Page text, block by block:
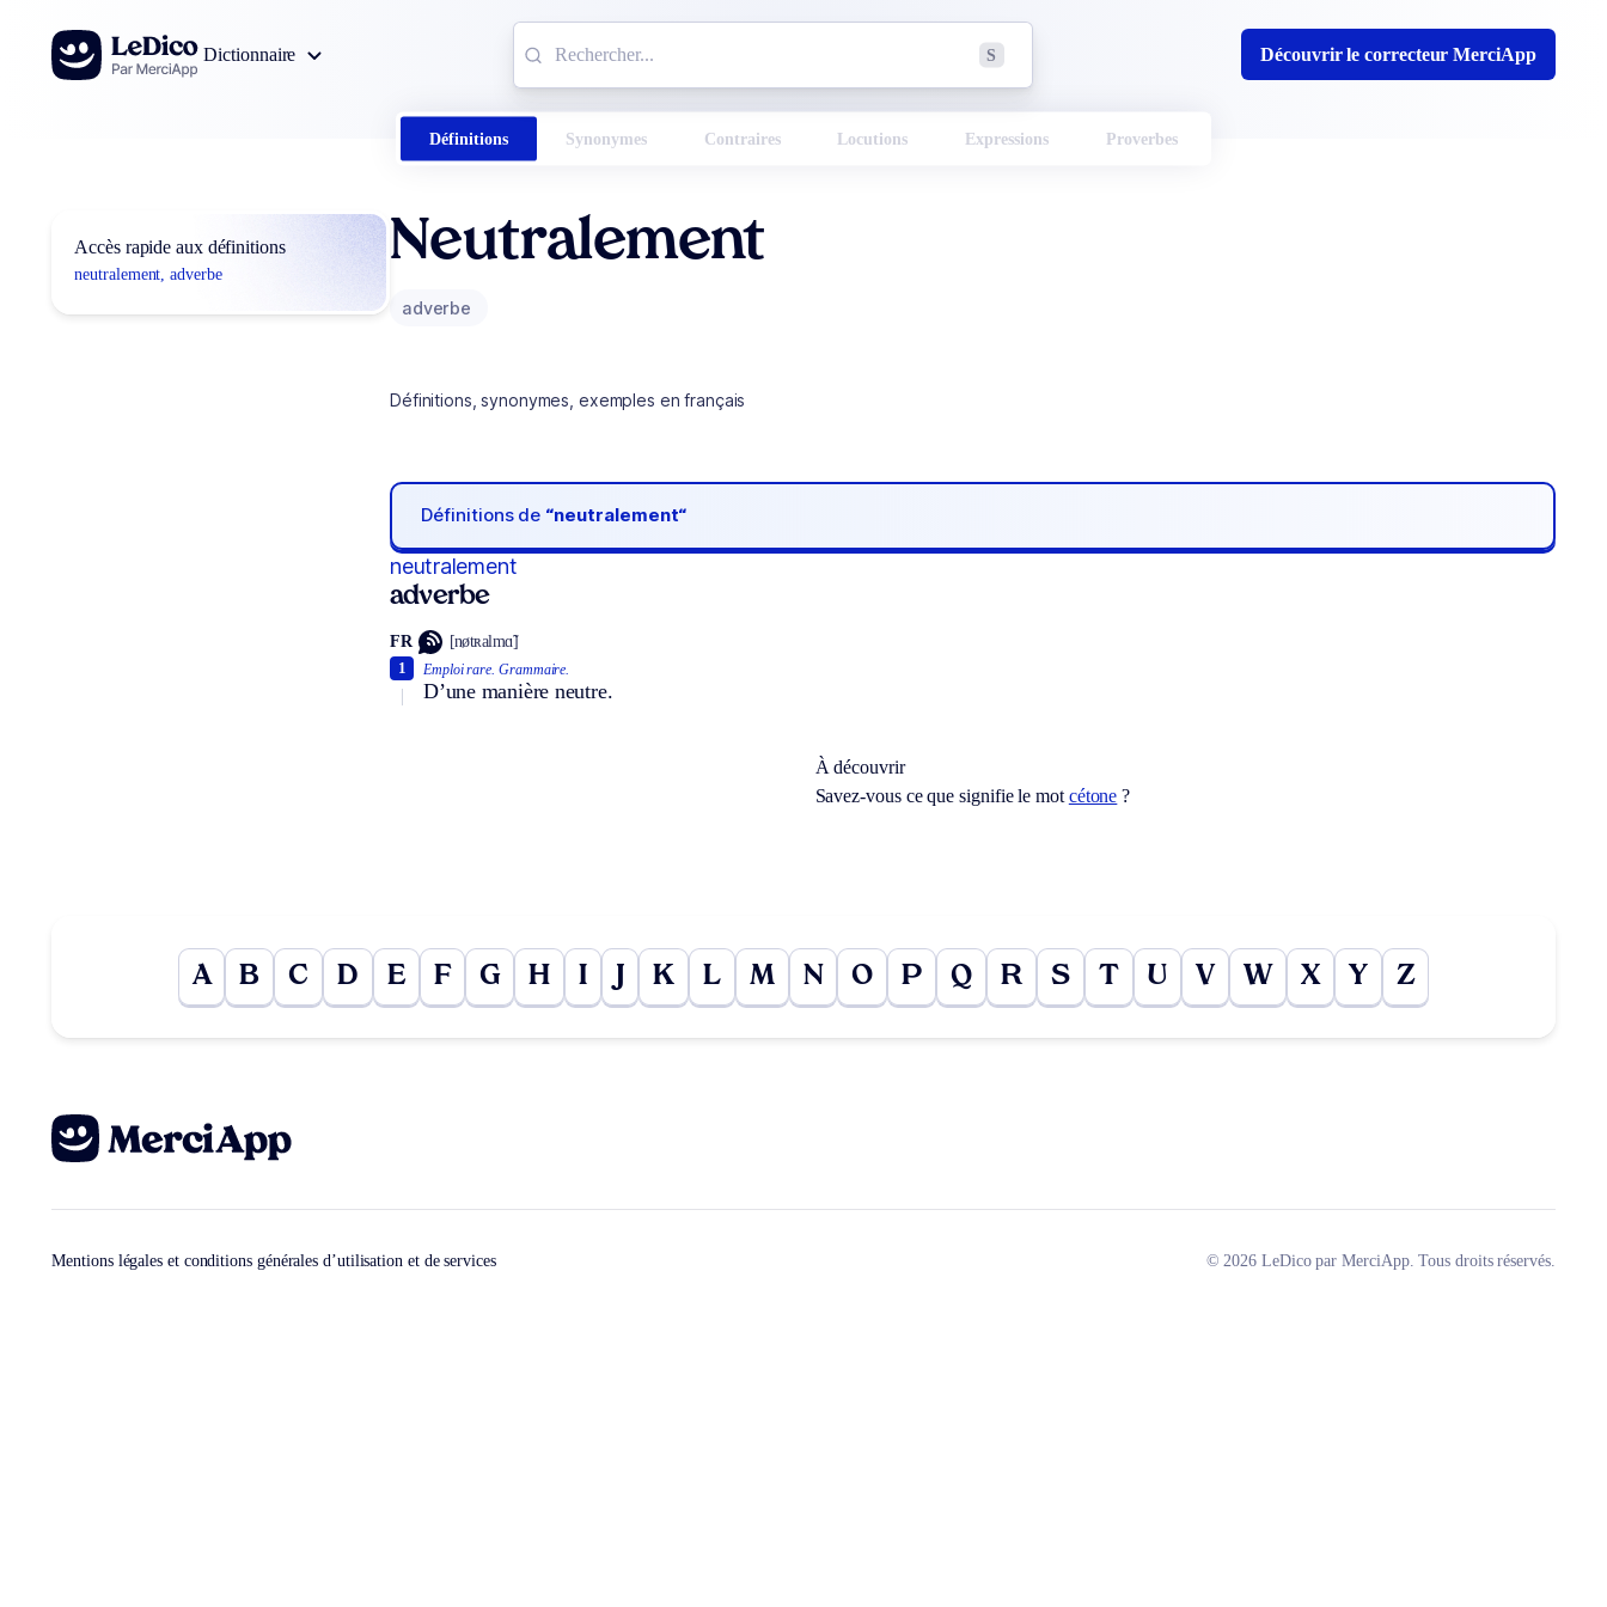
Aller au contenu
Dictionnaire
S Découvrir le correcteur MerciApp
Définitions Synonymes Contraires Locutions Expressions Proverbes
Accès rapide aux définitions
neutralement, adverbe
Neutralement
adverbe
Définitions, synonymes, exemples en français
Définitions de “neutralement“
neutralement
adverbe
FR [nøtʀalmɑ̃]
Emploi rare. Grammaire.
D’une manière neutre.
1
À découvrir
Savez-vous ce que signifie le mot cétone ?
A B C D E F G H I K L M N O P Q R S T U V W X Y Z
Mentions légales et conditions générales d’utilisation et de services © 2026 LeDico par MerciApp. Tous droits réservés.